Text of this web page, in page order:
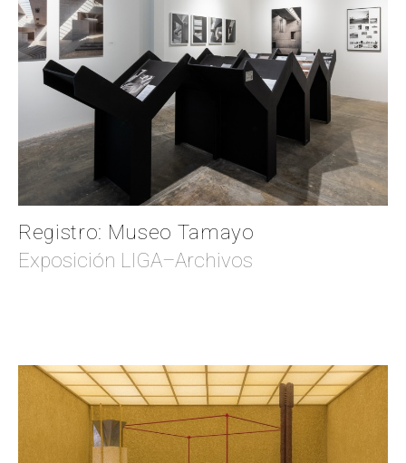
Registro: Museo Tamayo
Exposición LIGA–Archivos